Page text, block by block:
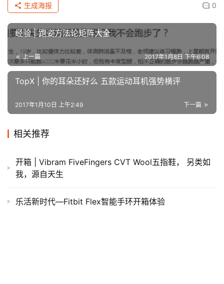
0
生成海报
经验 | 跑姿方法论矩阵大全
上一篇 2017年1月8日 下午6:08
TopX | 你的耳朵还好么 五款运动耳机强势横评
下一篇
2017年1月10日 上午2:49
相关推荐
开箱 | Vibram FiveFingers CVT Wool五指鞋， 另类如
我，源自天生
乐活新时代—Fitbit Flex智能手环开箱体验